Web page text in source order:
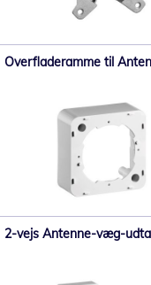
Overfladeramme til
2-vejs Antenne-væg-